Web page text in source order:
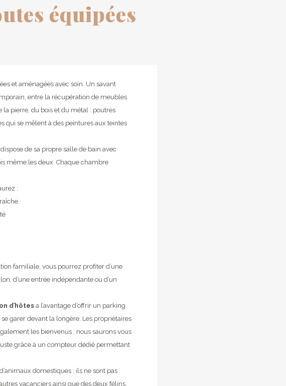
équipées
et aménagées avec soin. Un savant
entre la récupération de meubles
la pierre, du bois et du métal : poutres
qui se mêlent à des peintures aux teintes
dispose de sa propre salle de bain avec
même les deux. Chaque chambre
:
familiale, vous pourrez profiter d’une
d’une entrée indépendante ou d’un
d’hôtesa l’avantage d’offrir un parking
garer devant la longère. Les propriétaires
les bienvenus : nous saurons vous
grâce à un compteur dédié permettant
domestiques : ils ne sont pas
vacanciers ainsi que des deux félins,